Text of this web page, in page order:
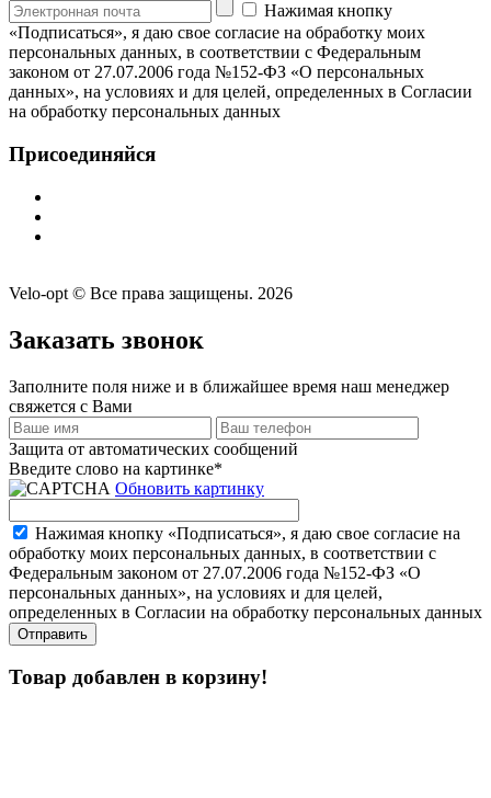
Нажимая кнопку
«Подписаться», я даю свое согласие на обработку моих
персональных данных, в соответствии с Федеральным
законом от 27.07.2006 года №152-ФЗ «О персональных
данных», на условиях и для целей, определенных в Согласии
на обработку персональных данных
Присоединяйся
Velo-opt © Все права защищены. 2026
Заказать звонок
Заполните поля ниже и в ближайшее время наш менеджер
свяжется с Вами
Защита от автоматических сообщений
Введите слово на картинке*
Обновить картинку
Нажимая кнопку «Подписаться», я даю свое согласие на
обработку моих персональных данных, в соответствии с
Федеральным законом от 27.07.2006 года №152-ФЗ «О
персональных данных», на условиях и для целей,
определенных в Согласии на обработку персональных данных
Товар добавлен в корзину!